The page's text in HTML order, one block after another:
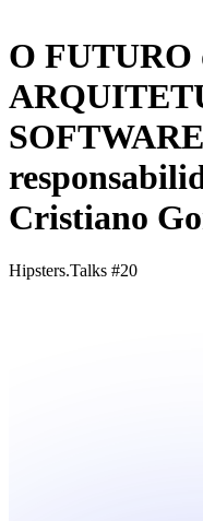
O FUTURO
Cristiano
Hipsters.Talks #20